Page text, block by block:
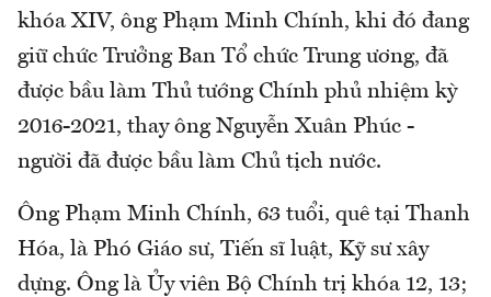
khóa XIV, ông Phạm Minh Chính, khi đó đang
giữ chức Trưởng Ban Tổ chức Trung ương, đã
được bầu làm Thủ tướng Chính phủ nhiệm kỳ
2016-2021, thay ông Nguyễn Xuân Phúc -
người đã được bầu làm Chủ tịch nước.
Ông Phạm Minh Chính, 63 tuổi, quê tại Thanh
Hóa, là Phó Giáo sư, Tiến sĩ luật, Kỹ sư xây
dựng. Ông là Ủy viên Bộ Chính trị khóa 12, 13;